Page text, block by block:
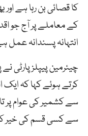
کا قصائی بن رہا ہے
کے معاملے پر آج جو
انتہانہ پسندانہ عمل
چیئرمین پیپلز پارٹی
کرتے ہوئے کہا کہ ایک
سے کشمیر کی عوام پر
سے کسی قسم کی خیر